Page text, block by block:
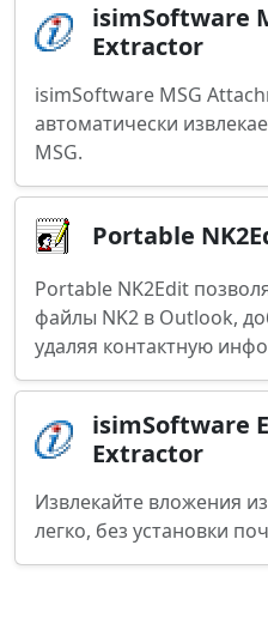
isimSoftware
Extractor
isimSoftware MSG
автоматически
MSG.
Portable
Portable NK2Edit
файлы NK2 в Outlook,
удаляя контактную
isimSoftware
Extractor
Извлекайте вложения
легко, без установки